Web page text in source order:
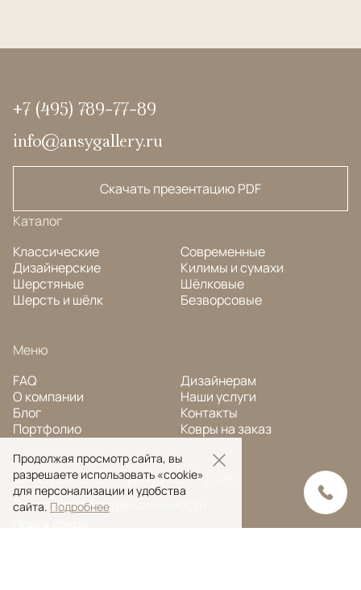
+7 (495) 789-77-89
info@ansygallery.ru
Скачать презентацию PDF
Каталог
Классические
Дизайнерские
Шерстяные
Шерсть и шёлк
Современные
Килимы и сумахи
Шёлковые
Безворсовые
Меню
FAQ
О компании
Блог
Портфолио
Дизайнерам
Наши услуги
Контакты
Ковры на заказ
© Ansy Carpet Company 2005 — 2026
Политика конфиденциальности
Продолжая просмотр сайта, вы
разрешаете использовать «cookie»
для персонализации и удобства
сайта. Подробнее